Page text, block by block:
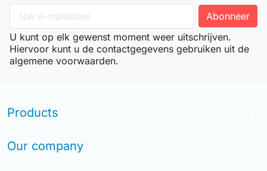
U kunt op elk gewenst moment weer uitschrijven.
Hiervoor kunt u de contactgegevens gebruiken uit de
algemene voorwaarden.
Products
Our company